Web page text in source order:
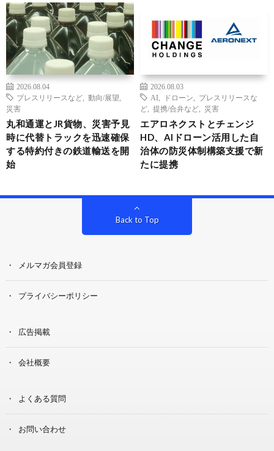
2026.08.04
プレスリリースなど
動向/展望
災害
丸和通運とJR貨物、災害予見
時に代替トラックを迅速確保
する特約付きの鉄道輸送を開
始
2026.08.03
AI
ドローン
プレスリリースな
ど
提携/合弁など 災害
エアロネクストとチェンジ
HD、AIドローン活用した自
治体の防災体制構築支援で新
たに提携
Back to Top
メルマガ会員登録
プライバシーポリシー
広告掲載
会社概要
よくある質問
お問い合わせ